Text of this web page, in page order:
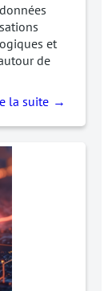
et
de
la suite